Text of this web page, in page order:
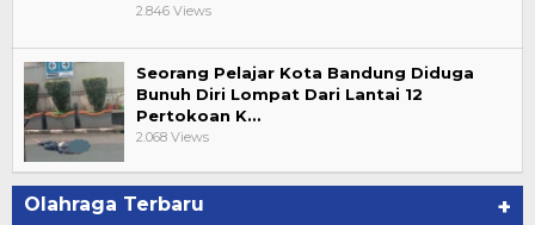
2.846 Views
Seorang Pelajar Kota Bandung Diduga
Bunuh Diri Lompat Dari Lantai 12
Pertokoan K…
2.068 Views
Olahraga Terbaru +